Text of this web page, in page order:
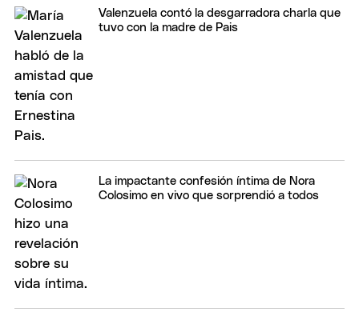
Valenzuela contó la desgarradora charla que
tuvo con la madre de Pais
La impactante confesión íntima de Nora
Colosimo en vivo que sorprendió a todos